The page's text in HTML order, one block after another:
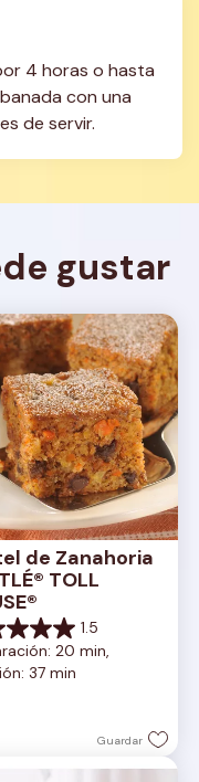
4 horas o hasta
con una
de servir.
gustar
de Zanahoria
TOLL
1.5
20 min,
37 min
Guardar